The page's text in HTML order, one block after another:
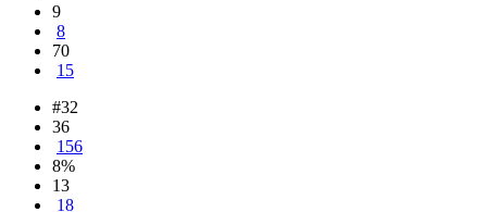
9
8
70
15
#32
36
156
8%
13
18